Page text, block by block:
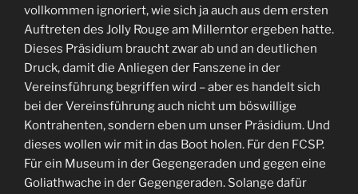
vollkommen ignoriert, wie sich ja auch aus dem ersten
Auftreten des Jolly Rouge am Millerntor ergeben hatte.
Dieses Präsidium braucht zwar ab und an deutlichen
Druck, damit die Anliegen der Fanszene in der
Vereinsführung begriffen wird – aber es handelt sich
bei der Vereinsführung auch nicht um böswillige
Kontrahenten, sondern eben um unser Präsidium. Und
dieses wollen wir mit in das Boot holen. Für den FCSP.
Für ein Museum in der Gegengeraden und gegen eine
Goliathwache in der Gegengeraden. Solange dafür